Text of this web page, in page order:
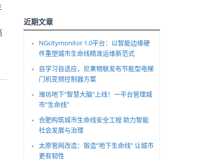
近期文章
NGcitymonitor 1.0平台：以智能边缘硬
件重塑城市生命线精准运维新范式
自学习自适应，尼果物联发布节能型电梯
门机变频控制器方案
潍坊地下“智慧大脑”上线！一平台管理城
市“生命线”
合肥构筑城市生命线安全工程 助力智能
社会发展与治理
太原管网改造：锻造“地下生命线” 让城市
更有韧性